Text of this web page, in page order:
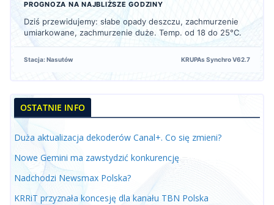
PROGNOZA NA NAJBLIŻSZE GODZINY
Dziś przewidujemy: słabe opady deszczu, zachmurzenie
umiarkowane, zachmurzenie duże. Temp. od 18 do 25°C.
Stacja: Nasutów KRUPAs Synchro V62.7
OSTATNIE INFO
Duża aktualizacja dekoderów Canal+. Co się zmieni?
Nowe Gemini ma zawstydzić konkurencję
Nadchodzi Newsmax Polska?
KRRiT przyznała koncesję dla kanału TBN Polska